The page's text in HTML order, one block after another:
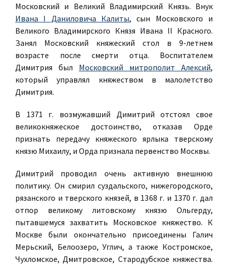
Московский и Великий Владимирский Князь. Внук
Ивана I Даниловича Калиты, сын Московского и
Великого Владимирского Князя Ивана II Красного.
Занял Московский княжеский стол в 9-летнем
возрасте после смерти отца. Воспитателем
Димитрия был Московский митрополит Алексий,
который управлял княжеством в малолетство
Димитрия.
В 1371 г. возмужавший Димитрий отстоял свое
великокняжеское достоинство, отказав Орде
признать передачу княжеского ярлыка тверскому
князю Михаилу, и Орда признала первенство Москвы.
Димитрий проводил очень активную внешнюю
политику. Он смирил суздальского, нижегородского,
рязанского и тверского князей, в 1368 г. и 1370 г. дал
отпор великому литовскому князю Ольгерду,
пытавшемуся захватить Московское княжество. К
Москве были окончательно присоединены Галич
Мерьский, Белоозеро, Углич, а также Костромское,
Чухломское, Дмитровское, Стародубское княжества.